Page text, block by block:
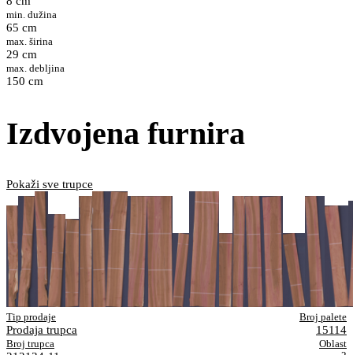
min. dužina
65 cm
max. širina
29 cm
max. debljina
150 cm
Izdvojena furnira
Pokaži sve trupce
Tip prodaje
Prodaja trupca
Broj palete
15114
Broj trupca Oblast